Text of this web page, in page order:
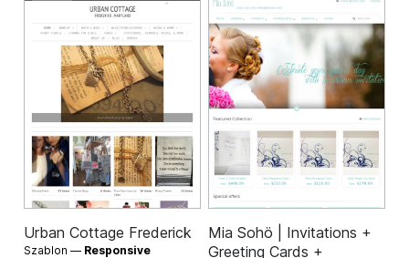
Urban Cottage Frederick
Szablon — Responsive
Mia Sohö | Invitations +
Greeting Cards +